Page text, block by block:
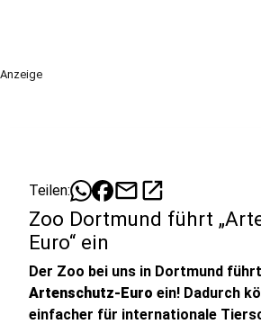
Anzeige
Teilen: mailopen_in_new
Zoo Dortmund führt
Euro“ ein
Der Zoo bei uns in Dortmund
Artenschutz-Euro ein! Dadurch
einfacher für internationale